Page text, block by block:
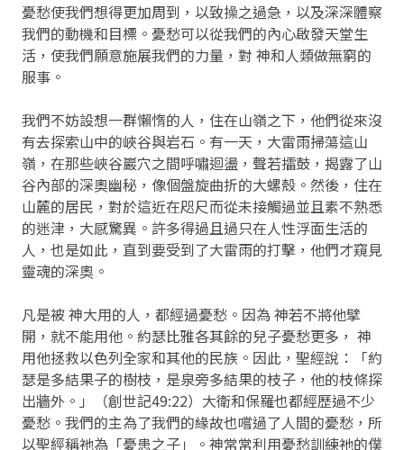
憂愁使我們想得更加周到，以致操之過急，以及深深體察
我們的動機和目標。憂愁可以從我們的內心啟發天堂生
活，使我們願意施展我們的力量，對 神和人類做無窮的
服事。
我們不妨設想一群懶惰的人，住在山嶺之下，他們從來沒
有去探索山中的峽谷與岩石。有一天，大雷雨掃蕩這山
嶺，在那些峽谷巖穴之間呼嘯迴盪，聲若擂鼓，揭露了山
谷內部的深奧幽秘，像個盤旋曲折的大螺殼。然後，住在
山麓的居民，對於這近在咫尺而從未接觸過並且素不熟悉
的迷津，大感驚異。許多得過且過只在人性浮面生活的
人，也是如此，直到要受到了大雷雨的打擊，他們才窺見
靈魂的深奧。
凡是被 神大用的人，都經過憂愁。因為 神若不將他擘
開，就不能用他。約瑟比雅各其餘的兒子憂愁更多， 神
用他拯救以色列全家和其他的民族。因此，聖經說：「約
瑟是多結果子的樹枝，是泉旁多結果的枝子，他的枝條探
出牆外。」（創世記49:22）大衛和保羅也都經歷過不少
憂愁。我們的主為了我們的緣故也嚐過了人間的憂愁，所
以聖經稱祂為「憂患之子」。神常常利用憂愁訓練祂的僕